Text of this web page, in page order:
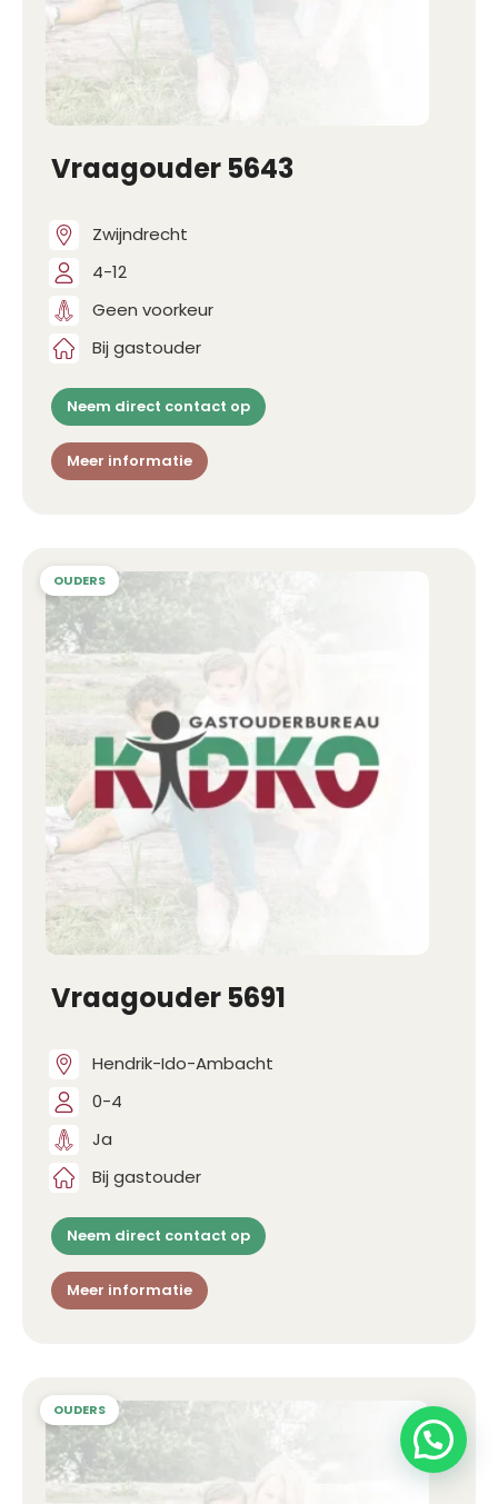
Vraagouder 5643
Zwijndrecht
4-12
Geen voorkeur
Bij gastouder
Neem direct contact op
Meer informatie
Vraagouder 5691
Hendrik-Ido-Ambacht
0-4
Ja
Bij gastouder
Neem direct contact op
Meer informatie